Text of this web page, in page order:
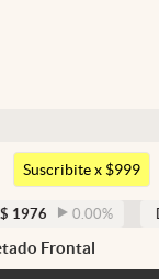
Argentina
Suscribite x $999
DÓLAR MEP
Frontal